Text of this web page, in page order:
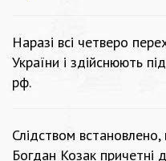
Наразі всі четверо
України і здійснюють
рф.
Слідством
Богдан Козак причетні